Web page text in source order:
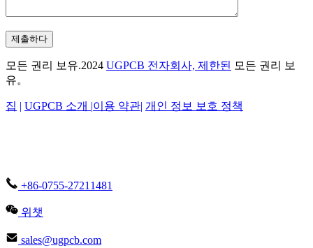
제출하다
모든 권리 보유.2024 UGPCB 전자회사, 제한된
모든 권리 보
유。
집 | UGPCB 소개 |이용 약관| 개인 정보 보호 정책
+86-0755-27211481
위챗
sales@ugpcb.com